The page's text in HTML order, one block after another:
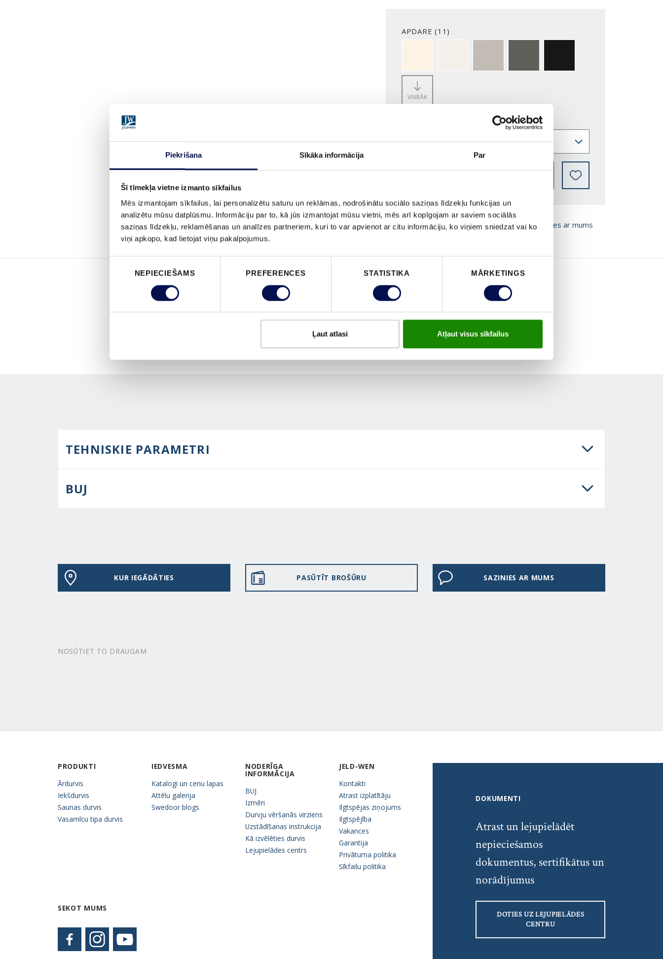
Piekrišana Sīkāka informācija Par
Šī tīmekļa vietne izmanto sīkfailus
Mēs izmantojam sīkfailus, lai personalizētu saturu un reklāmas, nodrošinātu sociālo saziņas līdzekļu funkcijas un
analizētu mūsu datplūsmu. Informāciju par to, kā jūs izmantojat mūsu vietni, mēs arī kopīgojam ar saviem sociālās
saziņas līdzekļu, reklamēšanas un analīzes partneriem, kuri to var apvienot ar citu informāciju, ko viņiem sniedzat vai ko
viņi apkopo, kad lietojat viņu pakalpojumus.
NEPIECIEŠAMS PREFERENCES STATISTIKA MĀRKETINGS
Ļaut atlasi Atļaut visus sīkfailus
APDARE (11)
VAIRĀK
PASŪTĪT BROŠŪRU Sazinies ar mums
TEHNISKIE PARAMETRI
BUJ
KUR IEGĀDĀTIES PASŪTĪT BROŠŪRU SAZINIES AR MUMS
NOSŪTIET TO DRAUGAM
PRODUKTI
Ārdurvis
Iekšdurvis
Saunas durvis
Vasarnīcu tipa durvis
IEDVESMA
Katalogi un cenu lapas
Attēlu galerija
Swedoor blogs
NODERĪGA
INFORMĀCIJA
BUJ
Izmēri
Durvju vēršanās virziens
Uzstādīšanas instrukcija
Kā izvēlēties durvis
Lejupielādes centrs
JELD-WEN
Kontakti
Atrast izplatītāju
Ilgtspējas ziņojums
Ilgtspējība
Vakances
Garantija
Privātuma politika
Sīkfailu politika
SEKOT MUMS
DOKUMENTI
Atrast un lejupielādēt
nepieciešamos
dokumentus, sertifikātus un
norādījumus
DOTIES UZ LEJUPIELĀDES
CENTRU